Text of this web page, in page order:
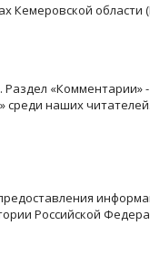
Кемеровской
среди наших читателей.
Российской